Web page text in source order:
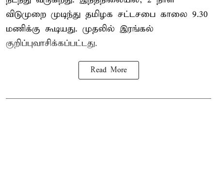
விடுமுறை முடிந்து தமிழக சட்டசபை காலை 9.30
மணிக்கு கூடியது. முதலில் இரங்கல்
குறிப்புவாசிக்கப்பட்டது.
Read More